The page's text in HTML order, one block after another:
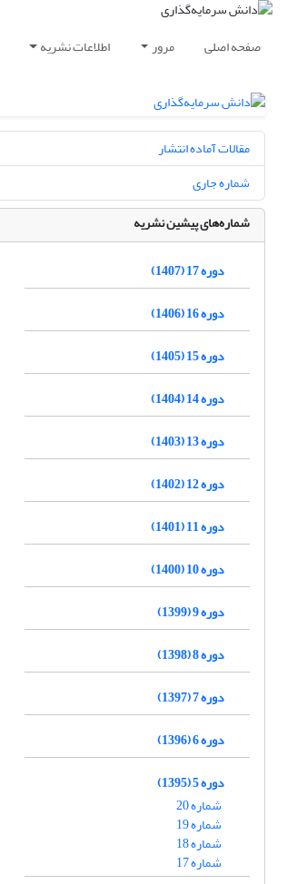
صفحه اصلی مرور اطلاعات نشریه
مقالات آماده انتشار
شماره جاری
شماره‌های پیشین نشریه
دوره 17 (1407)
دوره 16 (1406)
دوره 15 (1405)
دوره 14 (1404)
دوره 13 (1403)
دوره 12 (1402)
دوره 11 (1401)
دوره 10 (1400)
دوره 9 (1399)
دوره 8 (1398)
دوره 7 (1397)
دوره 6 (1396)
دوره 5 (1395)
شماره 20
شماره 19
شماره 18
شماره 17